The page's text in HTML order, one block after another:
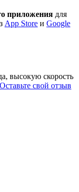
приложения для
App Store и Google
высокую скорость
Оставьте свой отзыв